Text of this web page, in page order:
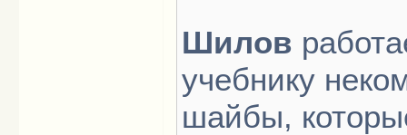
Шилов
учебнику
шайбы,